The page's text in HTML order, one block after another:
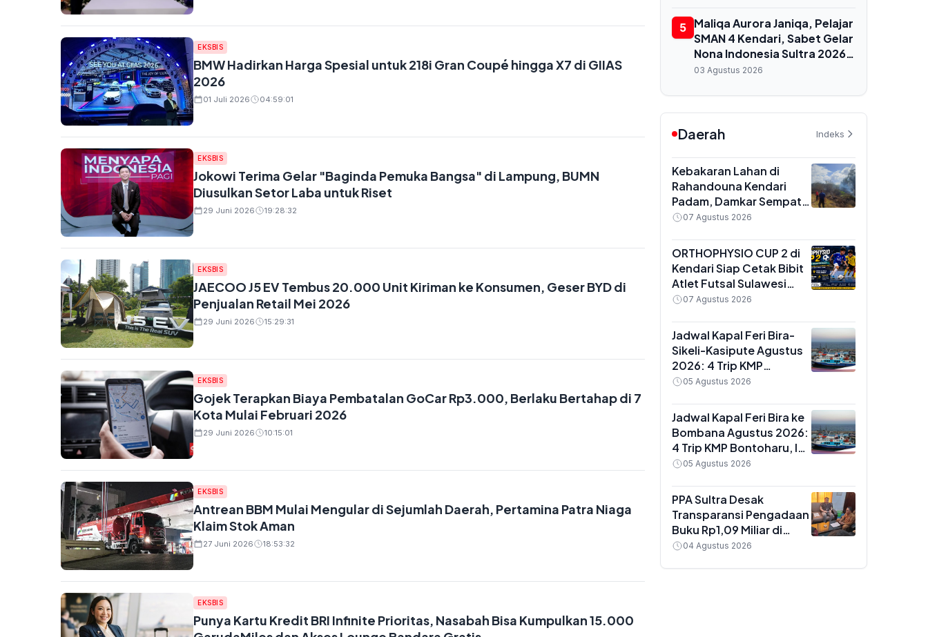
EKSBIS
BMW Hadirkan Harga Spesial untuk 218i Gran Coupé hingga X7 di GIIAS
2026
01 Juli 2026 04:59:01
EKSBIS
Jokowi Terima Gelar "Baginda Pemuka Bangsa" di Lampung, BUMN
Diusulkan Setor Laba untuk Riset
29 Juni 2026 19:28:32
EKSBIS
JAECOO J5 EV Tembus 20.000 Unit Kiriman ke Konsumen, Geser BYD di
Penjualan Retail Mei 2026
29 Juni 2026 15:29:31
EKSBIS
Gojek Terapkan Biaya Pembatalan GoCar Rp3.000, Berlaku Bertahap di 7
Kota Mulai Februari 2026
29 Juni 2026 10:15:01
EKSBIS
Antrean BBM Mulai Mengular di Sejumlah Daerah, Pertamina Patra Niaga
Klaim Stok Aman
27 Juni 2026 18:53:32
EKSBIS
Punya Kartu Kredit BRI Infinite Prioritas, Nasabah Bisa Kumpulkan 15.000
5 Maliqa Aurora Janiqa, Pelajar
SMAN 4 Kendari, Sabet Gelar
Nona Indonesia Sultra 2026
dan Siap Berlaga di
03 Agustus 2026
Daerah Indeks
Kebakaran Lahan di
Rahandouna Kendari
Padam, Damkar Sempat
Padamkan Api yang
07 Agustus 2026
ORTHOPHYSIO CUP 2 di
Kendari Siap Cetak Bibit
Atlet Futsal Sulawesi
Tenggara, Total Hadiah
07 Agustus 2026
Jadwal Kapal Feri Bira-
Sikeli-Kasipute Agustus
2026: 4 Trip KMP
Bontoharu dan Rincian
hingga Kendaraan
Golongan IX
05 Agustus 2026
Jadwal Kapal Feri Bira ke
Bombana Agustus 2026:
4 Trip KMP Bontoharu, Ini
Rincian Harga Tiket
Golongan IX
05 Agustus 2026
PPA Sultra Desak
Transparansi Pengadaan
Buku Rp1,09 Miliar di
Konawe, Plt Kadis Dikbud
04 Agustus 2026